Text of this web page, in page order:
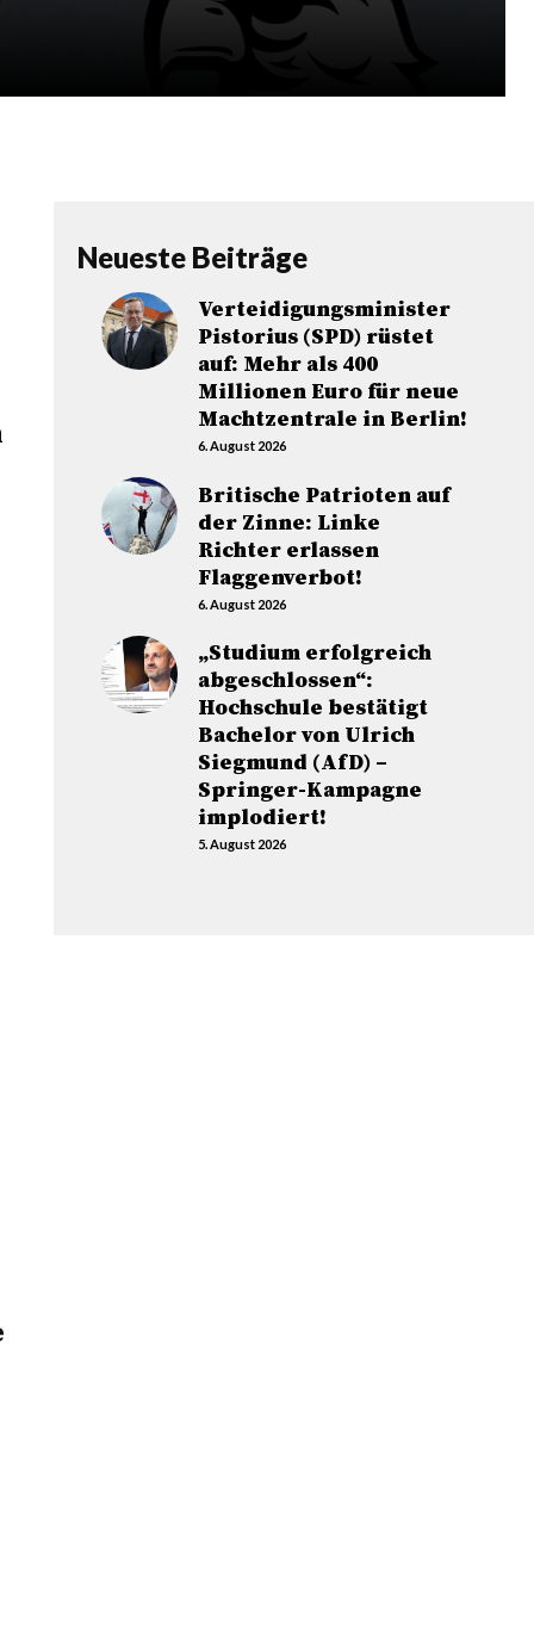
Neueste Beiträge
Verteidigungsminister
Pistorius (SPD) rüstet
auf: Mehr als 400
Millionen Euro für neue
Machtzentrale in Berlin!
6. August 2026
Britische Patrioten auf
der Zinne: Linke
Richter erlassen
Flaggenverbot!
6. August 2026
„Studium erfolgreich
abgeschlossen“:
Hochschule bestätigt
Bachelor von Ulrich
Siegmund (AfD) –
Springer-Kampagne
implodiert!
5. August 2026